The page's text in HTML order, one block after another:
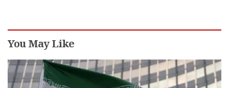
You May Like